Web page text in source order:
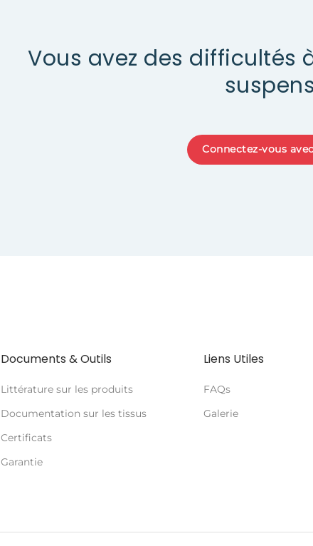
Vous avez des difficultés
Connectez-vous
Documents & Outils
Littérature sur les produits
Documentation sur les tissus
Certificats
Garantie
Liens Utiles
FAQs
Galerie